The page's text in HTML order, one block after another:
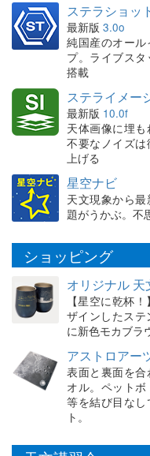
ステラショッ
最新版 3.0o
純国産のオー
プ。ライブス
搭載
ステライメー
最新版 10.0f
天体画像に埋も
不要なノイズ
上げる
星空ナビ
天文現象から
題がうかぶ。不
ショッピング
オリジナル
【星空に乾杯
ザインしたス
に新色モカブラ
アストロアー
表面と裏面を
オル。ペット
等を結び目な
ト。